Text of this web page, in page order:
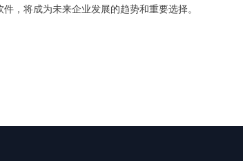
，将成为未来企业发展的趋势和重要选择。